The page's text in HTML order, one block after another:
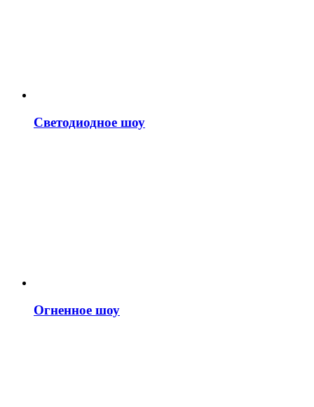
Светодиодное шоу
Огненное шоу